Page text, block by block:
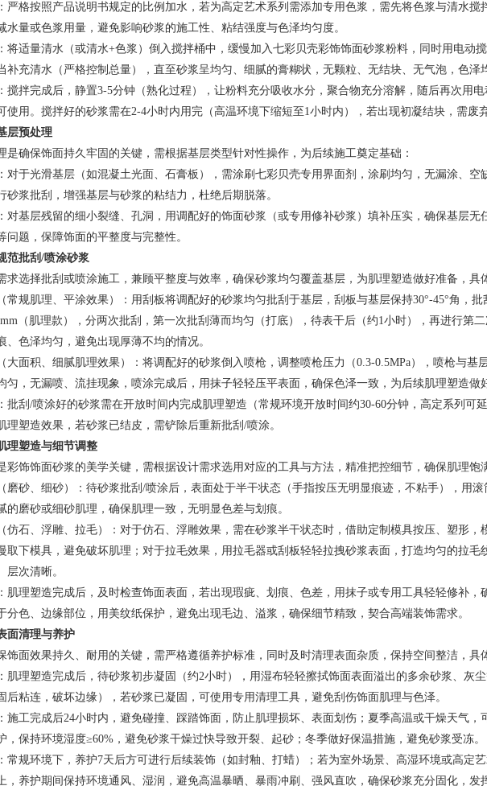
严格按照产品说明书规定的比例加水，若为高定艺术系列需添加专用色浆，需先将色浆与清水搅
水量或色浆用量，避免影响砂浆的施工性、粘结强度与色泽均匀度。
将适量清水（或清水+色浆）倒入搅拌桶中，缓慢加入七彩贝壳彩饰饰面砂浆粉料，同时用电动
补充清水（严格控制总量），直至砂浆呈均匀、细腻的膏糊状，无颗粒、无结块、无气泡，色泽
搅拌完成后，静置3-5分钟（熟化过程），让粉料充分吸收水分，聚合物充分溶解，随后再次用
使用。搅拌好的砂浆需在2-4小时内用完（高温环境下缩短至1小时内），若出现初凝结块，需废
层预处理
是确保饰面持久牢固的关键，需根据基层类型针对性操作，为后续施工奠定基础：
对于光滑基层（如混凝土光面、石膏板），需涂刷七彩贝壳专用界面剂，涂刷均匀，无漏涂、空
砂浆批刮，增强基层与砂浆的粘结力，杜绝后期脱落。
对基层残留的细小裂缝、孔洞，用调配好的饰面砂浆（或专用修补砂浆）填补压实，确保基层无
问题，保障饰面的平整度与完整性。
范批刮/喷涂砂浆
求选择批刮或喷涂施工，兼顾平整度与效率，确保砂浆均匀覆盖基层，为肌理塑造做好准备，具
常规肌理、平涂效果）：用刮板将调配好的砂浆均匀批刮于基层，刮板与基层保持30°-45°角，
（肌理款），分两次批刮，第一次批刮薄而均匀（打底），待表干后（约1小时），再进行第
、色泽均匀，避免出现厚薄不均的情况。
大面积、细腻肌理效果）：将调配好的砂浆倒入喷枪，调整喷枪压力（0.3-0.5MPa），喷枪与基
匀，无漏喷、流挂现象，喷涂完成后，用抹子轻轻压平表面，确保色泽一致，为后续肌理塑造做
批刮/喷涂好的砂浆需在开放时间内完成肌理塑造（常规环境开放时间约30-60分钟，高定系列可
理塑造效果，若砂浆已结皮，需铲除后重新批刮/喷涂。
理塑造与细节调整
彩饰饰面砂浆的美学关键，需根据设计需求选用对应的工具与方法，精准把控细节，确保肌理饱
磨砂、细砂）：待砂浆批刮/喷涂后，表面处于半干状态（手指按压无明显痕迹，不粘手），用
的磨砂或细砂肌理，确保肌理一致，无明显色差与划痕。
仿石、浮雕、拉毛）：对于仿石、浮雕效果，需在砂浆半干状态时，借助定制模具按压、塑形，
取下模具，避免破坏肌理；对于拉毛效果，用拉毛器或刮板轻轻拉拽砂浆表面，打造均匀的拉毛
层次清晰。
肌理塑造完成后，及时检查饰面表面，若出现瑕疵、划痕、色差，用抹子或专用工具轻轻修补，
分色、边缘部位，用美纹纸保护，避免出现毛边、溢浆，确保细节精致，契合高端装饰需求。
面清理与养护
饰面效果持久、耐用的关键，需严格遵循养护标准，同时及时清理表面杂质，保持空间整洁，具
肌理塑造完成后，待砂浆初步凝固（约2小时），用湿布轻轻擦拭饰面表面溢出的多余砂浆、灰
后粘连，破坏边缘），若砂浆已凝固，可使用专用清理工具，避免刮伤饰面肌理与色泽。
施工完成后24小时内，避免碰撞、踩踏饰面，防止肌理损坏、表面划伤；夏季高温或干燥天气，
，保持环境湿度≥60%，避免砂浆干燥过快导致开裂、起砂；冬季做好保温措施，避免砂浆受冻。
常规环境下，养护7天后方可进行后续装饰（如封釉、打蜡）；若为室外场景、高湿环境或高定
，养护期间保持环境通风、湿润，避免高温暴晒、暴雨冲刷、强风直吹，确保砂浆充分固化，发